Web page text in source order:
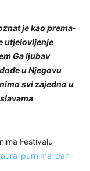
je kao prema-
utjelovljenje
Ga ljubav
u Njegovu
svi zajedno u
Festivalu
purnima-dan-